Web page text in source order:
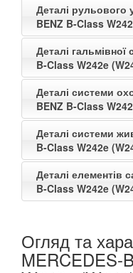
Деталі рульового
BENZ B-Class
Деталі
B-Class W242e
Деталі системи
BENZ B-Class
Деталі системи
B-Class W242e
Деталі елементів
B-Class W242e
Огляд та
MERCEDES-